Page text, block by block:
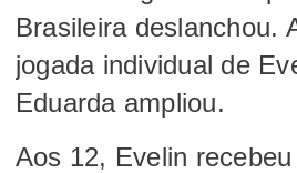
Brasileira deslanchou.
jogada individual de
Eduarda ampliou.
Aos 12, Evelin